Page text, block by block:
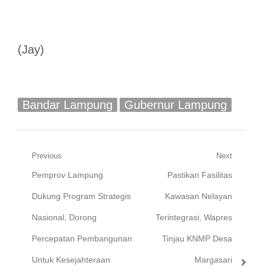
(Jay)
Bandar Lampung Gubernur Lampung
Navigasi
pos
Previous
Previous
post:
Pemprov Lampung
Dukung Program Strategis
Nasional, Dorong
Percepatan Pembangunan
Untuk Kesejahteraan
Next
Next
post:
Pastikan Fasilitas
Kawasan Nelayan
Terintegrasi, Wapres
Tinjau KNMP Desa
Margasari